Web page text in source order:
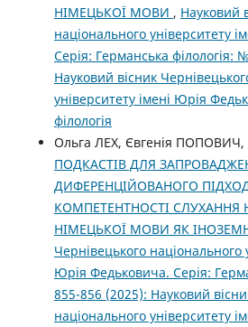
НІМЕЦЬКОЇ МОВИ , Науковий
національного університету
Серія: Германська філологія:
Науковий вісник
університету імені Юрія
філологія
Ольга ЛЕХ, Євгенія ПОПОВИЧ,
ПОДКАСТІВ ДЛЯ
ДИФЕРЕНЦІЙОВАНОГО
КОМПЕТЕНТНОСТІ СЛУХАННЯ
НІМЕЦЬКОЇ МОВИ ЯК
Чернівецького національного
Юрія Федьковича. Серія:
855-856 (2025): Науковий
національного університету